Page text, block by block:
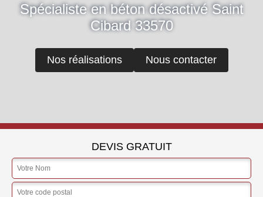
Spécialiste en béton désactivé Saint
Cibard 33570
Nos réalisations Nous contacter
DEVIS GRATUIT